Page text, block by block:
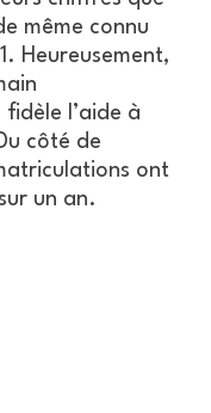
même connu
Heureusement,
l’aide à
côté de
ont
un an.